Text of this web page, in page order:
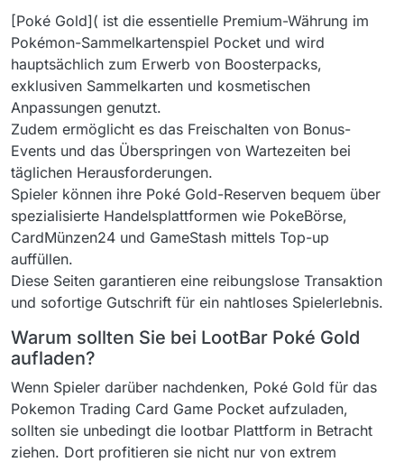
[Poké Gold]( ist die essentielle Premium-Währung im
Pokémon-Sammelkartenspiel Pocket und wird
hauptsächlich zum Erwerb von Boosterpacks,
exklusiven Sammelkarten und kosmetischen
Anpassungen genutzt.
Zudem ermöglicht es das Freischalten von Bonus-
Events und das Überspringen von Wartezeiten bei
täglichen Herausforderungen.
Spieler können ihre Poké Gold-Reserven bequem über
spezialisierte Handelsplattformen wie PokeBörse,
CardMünzen24 und GameStash mittels Top-up
auffüllen.
Diese Seiten garantieren eine reibungslose Transaktion
und sofortige Gutschrift für ein nahtloses Spielerlebnis.
Warum sollten Sie bei LootBar Poké Gold
aufladen?
Wenn Spieler darüber nachdenken, Poké Gold für das
Pokemon Trading Card Game Pocket aufzuladen,
sollten sie unbedingt die lootbar Plattform in Betracht
ziehen. Dort profitieren sie nicht nur von extrem